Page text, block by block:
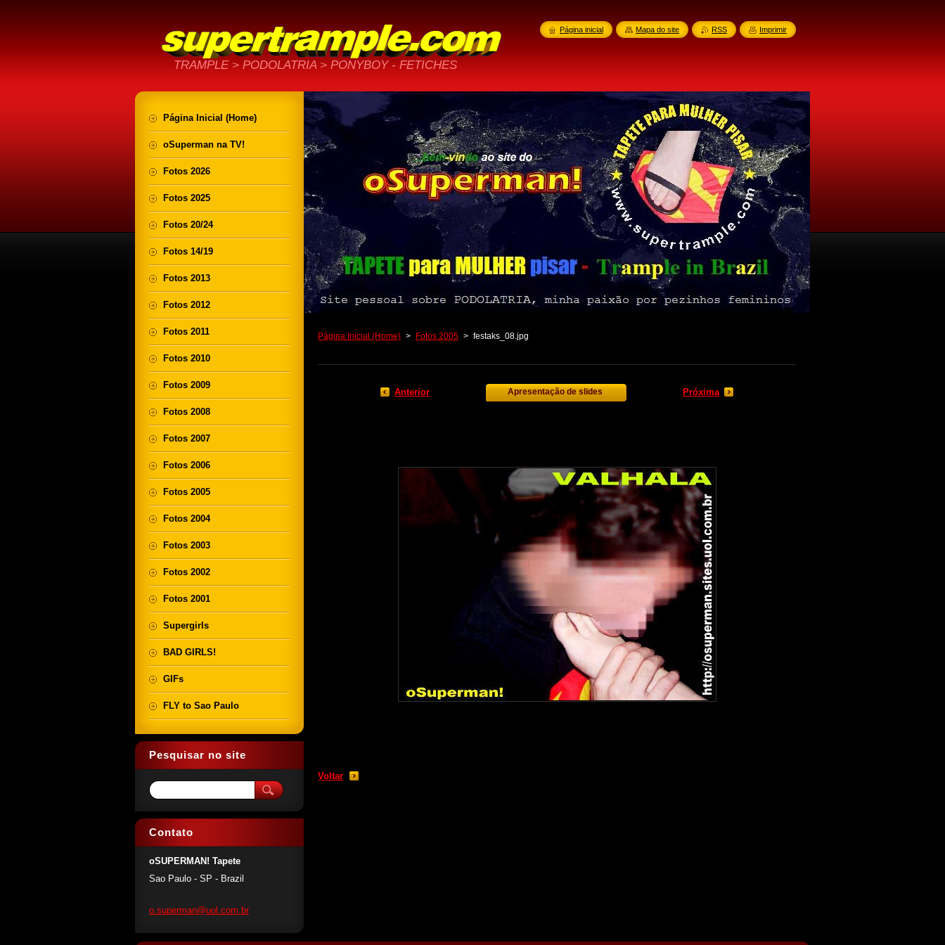
TRAMPLE > PODOLATRIA > PONYBOY - FETICHES
Página Inicial (Home) > Fotos 2005 > festaks_08.jpg
Anterior Apresentação de slides Próxima
Voltar
Página Inicial (Home)
oSuperman na TV!
Fotos 2026
Fotos 2025
Fotos 20/24
Fotos 14/19
Fotos 2013
Fotos 2012
Fotos 2011
Fotos 2010
Fotos 2009
Fotos 2008
Fotos 2007
Fotos 2006
Fotos 2005
Fotos 2004
Fotos 2003
Fotos 2002
Fotos 2001
Supergirls
BAD GIRLS!
GIFs
FLY to Sao Paulo
Pesquisar no site
Contato
oSUPERMAN! Tapete
Sao Paulo - SP - Brazil
o.superman@uol.com.br
Página inicial Mapa do site RSS Imprimir